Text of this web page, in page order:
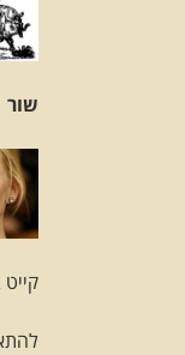
שור